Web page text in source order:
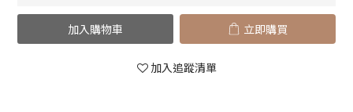
加入購物車 立即購買
加入追蹤清單